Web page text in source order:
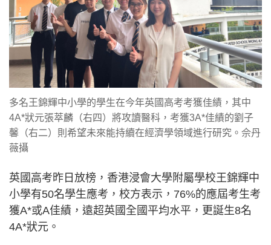
多名王錦輝中小學的學生在今年英國高考考獲佳績，其中
4A*狀元張萃麟（右四）將攻讀醫科，考獲3A*佳績的劉子
馨（右二）則希望未來能持續在經濟學領域進行研究。佘丹
薇攝
英國高考昨日放榜，香港浸會大學附屬學校王錦輝中
小學有50名學生應考，校方表示，76%的應屆考生考
獲A*或A佳績，遠超英國全國平均水平，更誕生8名
4A*狀元。